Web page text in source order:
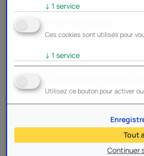
↓ 1 service
Ces cookies sont utilisés pour
↓ 1 service
Utilisez ce bouton pour activer
Continuer
Tout